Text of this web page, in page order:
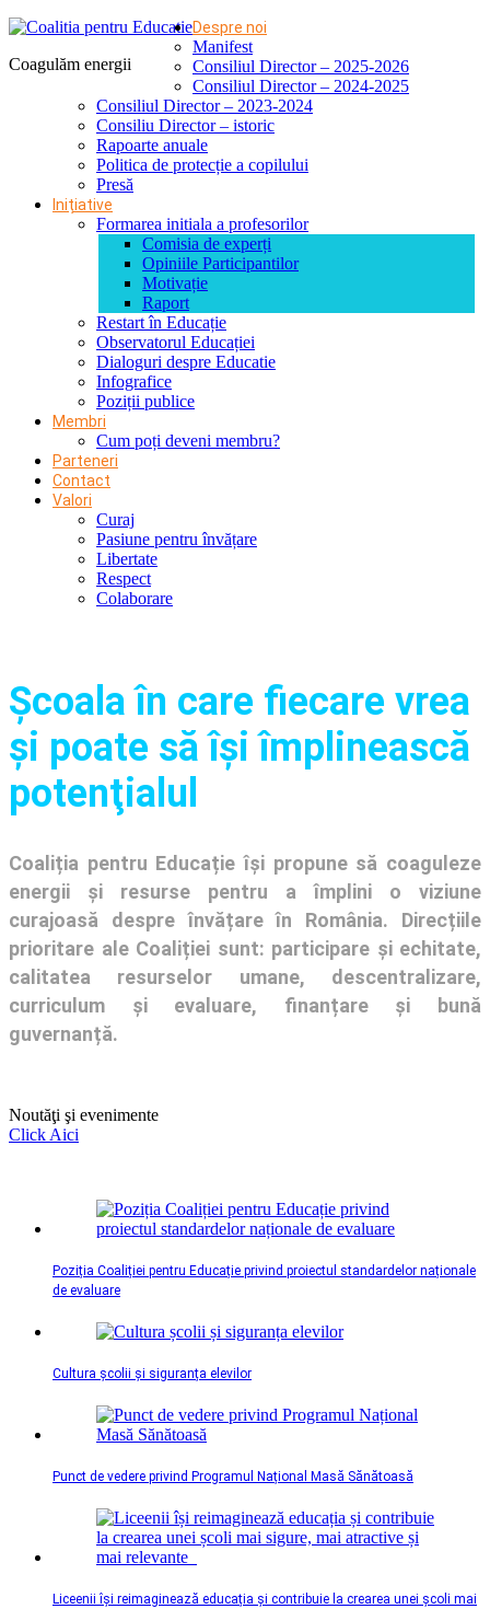
Coagulăm energii
Despre noi
Manifest
Consiliul Director – 2025-2026
Consiliul Director – 2024-2025
Consiliul Director – 2023-2024
Consiliu Director – istoric
Rapoarte anuale
Politica de protecție a copilului
Presă
Inițiative
Formarea initiala a profesorilor
Comisia de experți
Opiniile Participantilor
Motivație
Raport
Restart în Educație
Observatorul Educației
Dialoguri despre Educatie
Infografice
Poziții publice
Membri
Cum poți deveni membru?
Parteneri
Contact
Valori
Curaj
Pasiune pentru învățare
Libertate
Respect
Colaborare
Şcoala în care fiecare vrea
și poate să își împlinească
potenţialul
Coaliția pentru Educație își propune să coaguleze
energii și resurse pentru a împlini o viziune
curajoasă despre învățare în România. Direcțiile
prioritare ale Coaliției sunt: participare și echitate,
calitatea resurselor umane, descentralizare,
curriculum și evaluare, finanțare și bună
guvernanță.
Noutăţi şi evenimente
Click Aici
Poziția Coaliției pentru Educație privind proiectul standardelor naționale
de evaluare
Cultura școlii și siguranța elevilor
Punct de vedere privind Programul Național Masă Sănătoasă
Liceenii își reimaginează educația și contribuie la crearea unei școli mai